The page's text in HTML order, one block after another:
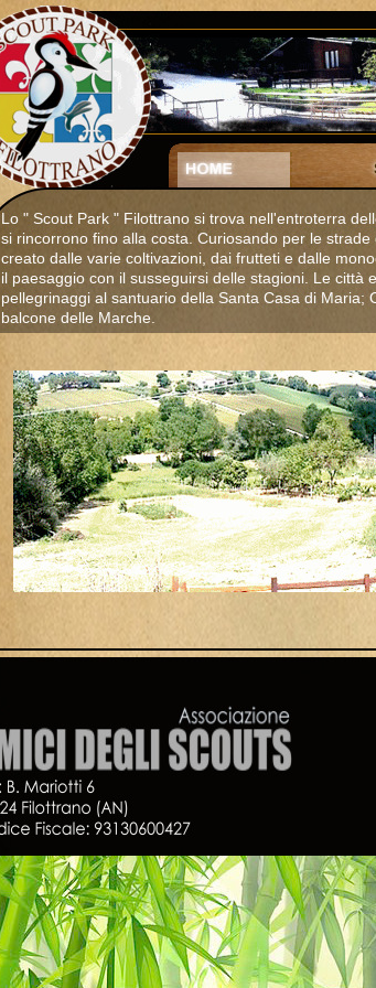
Lo " Scout Park " Filottrano si trova nell'entroterra
si rincorrono fino alla costa. Curiosando per le
creato dalle varie coltivazioni, dai frutteti e dalle
il paesaggio con il susseguirsi delle stagioni. Le
pellegrinaggi al santuario della Santa Casa di
balcone delle Marche.